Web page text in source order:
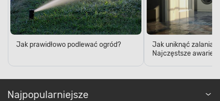
Jak prawidłowo podlewać ogród?
Jak uniknąć zalania
Najczęstsze awarie
Najpopularniejsze